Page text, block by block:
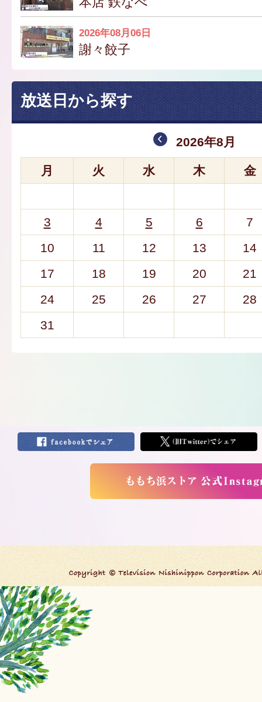
2026年08月06日
謝々餃子
放送日から探す
2026年8月
月 火 水 木 金
3 4 5 6
7
10
11 12 13
14
17
18 19 20
21
24
25 26 27
28
31